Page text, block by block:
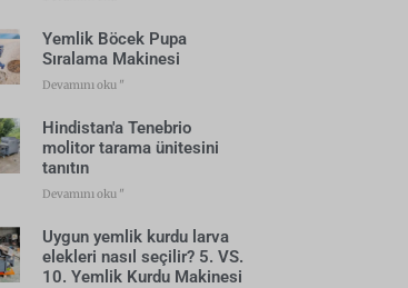
Yemlik Böcek Pupa
Sıralama Makinesi
Devamını oku "
Hindistan'a Tenebrio
molitor tarama ünitesini
tanıtın
Devamını oku "
Uygun yemlik kurdu larva
elekleri nasıl seçilir? 5. VS.
10. Yemlik Kurdu Makinesi